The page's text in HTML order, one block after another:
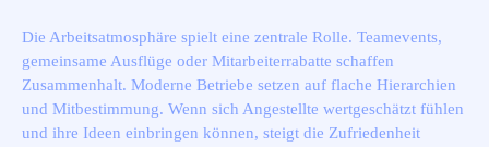
Die Arbeitsatmosphäre spielt eine zentrale Rolle. Teamevents,
gemeinsame Ausflüge oder Mitarbeiterrabatte schaffen
Zusammenhalt. Moderne Betriebe setzen auf flache Hierarchien
und Mitbestimmung. Wenn sich Angestellte wertgeschätzt fühlen
und ihre Ideen einbringen können, steigt die Zufriedenheit